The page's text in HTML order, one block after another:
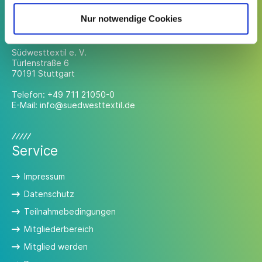
Nur notwendige Cookies
Südwesttextil e. V.
Türlenstraße 6
70191 Stuttgart
Telefon: +49 711 21050-0
E-Mail: info@suedwesttextil.de
Service
Impressum
Datenschutz
Teilnahmebedingungen
Mitgliederbereich
Mitglied werden